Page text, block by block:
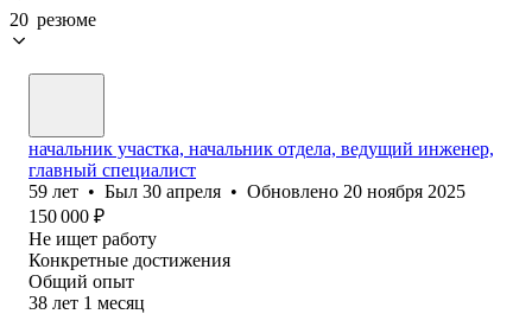
20 резюме
начальник участка, начальник отдела, ведущий инженер,
главный специалист
59 лет • Был 30 апреля • Обновлено 20 ноября 2025
150 000 ₽
Не ищет работу
Конкретные достижения
Общий опыт
38 лет 1 месяц